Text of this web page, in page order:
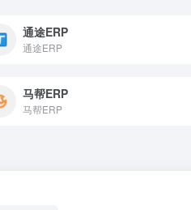
通途ERP
通途ERP
马帮ERP
马帮ERP